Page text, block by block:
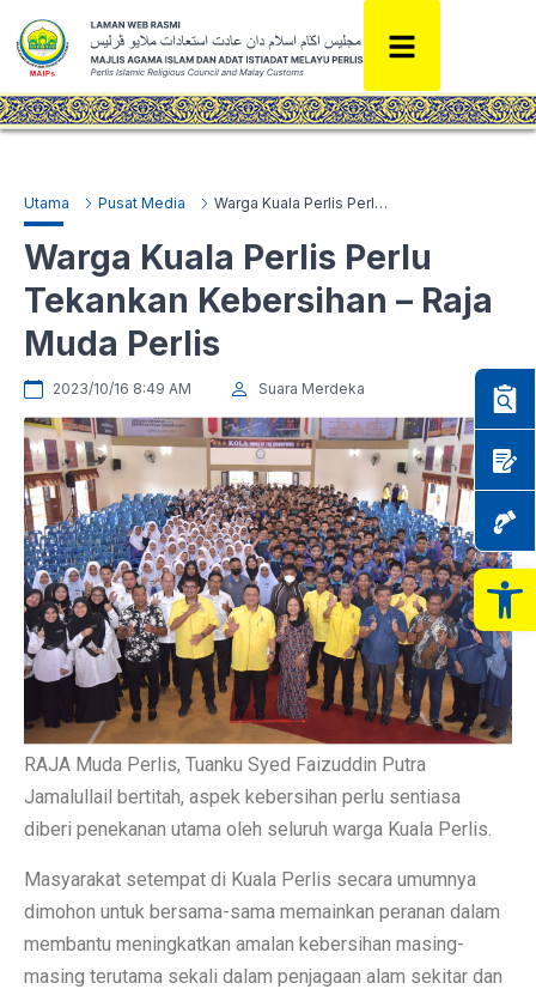
Utama Pusat Media Warga Kuala Perlis Perlu Tekankan Kebersihan – Raja Muda Perlis
Warga Kuala Perlis Perlu
Tekankan Kebersihan – Raja
Muda Perlis
2023/10/16 8:49 AM Suara Merdeka
RAJA Muda Perlis, Tuanku Syed Faizuddin Putra
Jamalullail bertitah, aspek kebersihan perlu sentiasa
diberi penekanan utama oleh seluruh warga Kuala Perlis.
Masyarakat setempat di Kuala Perlis secara umumnya
dimohon untuk bersama-sama memainkan peranan dalam
membantu meningkatkan amalan kebersihan masing-
masing terutama sekali dalam penjagaan alam sekitar dan